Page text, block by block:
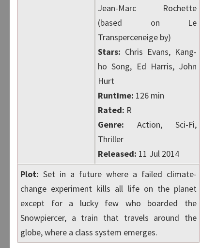
Jean-Marc Rochette
(based on Le
Transperceneige by)
Stars: Chris Evans, Kang-
ho Song, Ed Harris, John
Hurt
Runtime: 126 min
Rated: R
Genre: Action, Sci-Fi,
Thriller
Released: 11 Jul 2014
Plot: Set in a future where a failed climate-
change experiment kills all life on the planet
except for a lucky few who boarded the
Snowpiercer, a train that travels around the
globe, where a class system emerges.